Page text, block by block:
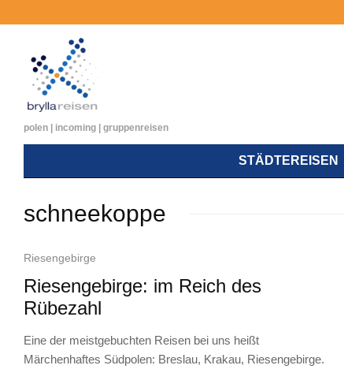
polen | incoming | gruppenreisen
STÄDTEREISEN
schneekoppe
Riesengebirge
Riesengebirge: im Reich des
Rübezahl
Eine der meistgebuchten Reisen bei uns heißt
Märchenhaftes Südpolen: Breslau, Krakau, Riesengebirge.